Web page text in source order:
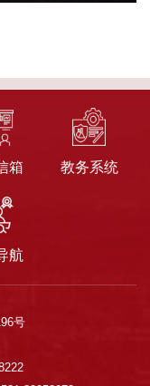
箱 教务系统
航
号